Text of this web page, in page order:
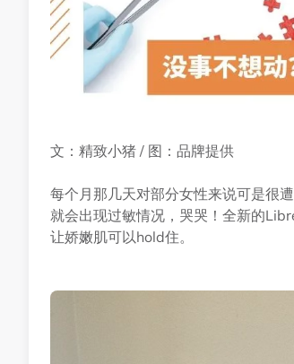
文：精致小猪 / 图：品牌提供
每个月那几天对部分女性来说可是很
就会出现过敏情况，哭哭！全新的
让娇嫩肌可以hold住。